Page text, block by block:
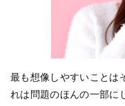
最も想像しやすいことは
れは問題のほんの一部に